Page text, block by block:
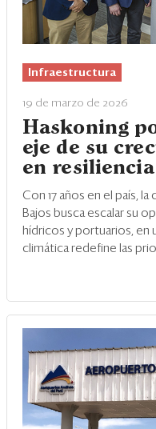
Infraestructura
19 de marzo de 2026
Haskoning
eje de su
en
Con 17 años en el país,
Bajos busca escalar su
hídricos y portuarios,
climática redefine las